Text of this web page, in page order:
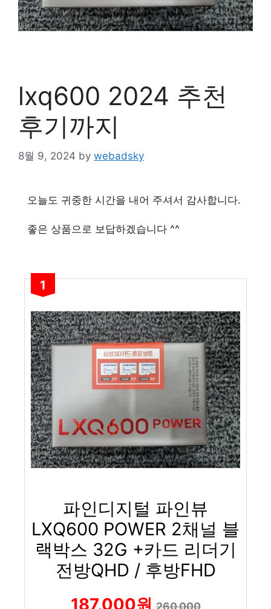
lxq600 2024 추천
후기까지
8월 9, 2024 by webadsky
오늘도 귀중한 시간을 내어 주셔서 감사합니다.
좋은 상품으로 보답하겠습니다 ^^
1
파인디지털 파인뷰
LXQ600 POWER 2채널 블
랙박스 32G +카드 리더기
전방QHD / 후방FHD
187,000원260,000